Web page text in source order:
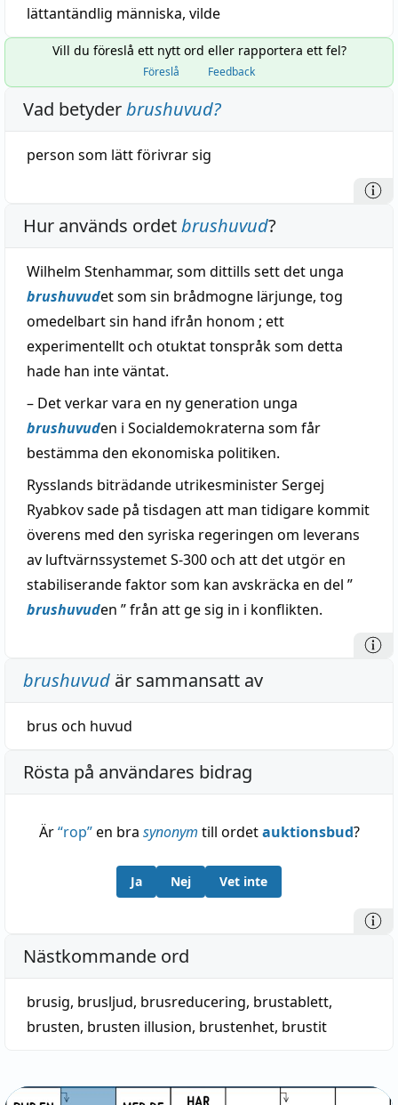
lättantändlig människa, vilde
Vill du föreslå ett nytt ord eller rapportera ett fel?
Föreslå Feedback
Vad betyderbrushuvud?
person som lättförivrar sig
Hur används ordetbrushuvud?
Wilhelm Stenhammar, som dittills sett det unga
brushuvudet som sin brådmogne lärjunge, tog
omedelbart sin hand ifrån honom ; ett
experimentellt och otuktat tonspråk som detta
hade han inte väntat.
– Det verkar vara en ny generation unga
brushuvuden i Socialdemokraterna som får
bestämma den ekonomiska politiken.
Rysslands biträdande utrikesminister Sergej
Ryabkov sade på tisdagen att man tidigare kommit
överens med den syriska regeringen om leverans
av luftvärnssystemet S-300 och att det utgör en
stabiliserande faktor som kan avskräcka en del ”
brushuvuden ” från att ge sig in i konflikten.
brushuvud är sammansatt av
brus och huvud
Rösta på användares bidrag
Är“rop”en bra synonym till ordetauktionsbud?
Ja Nej Vet inte
Nästkommande ord
brusig, brusljud, brusreducering, brustablett,
brusten, brusten illusion, brustenhet, brustit